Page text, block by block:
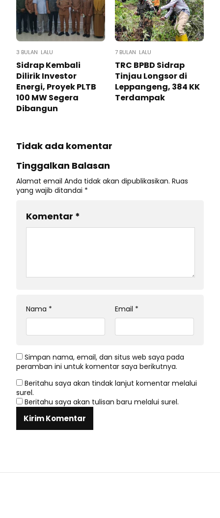
3 BULAN LALU
Sidrap Kembali
Dilirik Investor
Energi, Proyek PLTB
100 MW Segera
Dibangun
7 BULAN LALU
TRC BPBD Sidrap
Tinjau Longsor di
Leppangeng, 384 KK
Terdampak
Tidak ada komentar
Tinggalkan Balasan
Alamat email Anda tidak akan dipublikasikan. Ruas
yang wajib ditandai *
Komentar *
Nama * Email *
Simpan nama, email, dan situs web saya pada
peramban ini untuk komentar saya berikutnya.
Beritahu saya akan tindak lanjut komentar melalui
surel.
Beritahu saya akan tulisan baru melalui surel.